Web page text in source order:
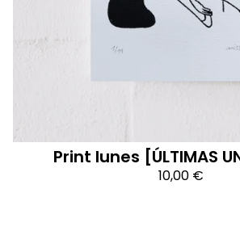
Print lunes [ÚLTIMAS
10,00 €